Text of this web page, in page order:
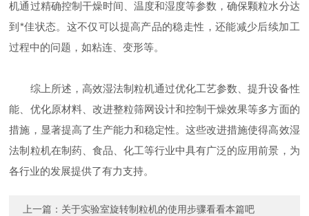
机通过精确控制干燥时间、温度和湿度等参数，确保颗粒水分达
到*佳状态。这不仅可以提高产品的稳走性，还能减少后续加工
过程中的问题，如粘连、变形等。
综上所述，高效湿法制粒机通过优化工艺参数、提升设备性
能、优化原材料、改进整粒筛网设计和控制干燥效果等多方面的
措施，显著提高了生产能力和稳定性。这些改进措施使得高效湿
法制粒机在制药、食品、化工等行业中具有广泛的应用前景，为
各行业的发展提供了有力支持。
上一篇： 关于实验室旋转制粒机的使用步骤看看本篇吧